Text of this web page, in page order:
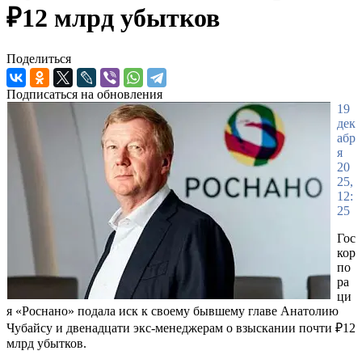
₽12 млрд убытков
Поделиться
Подписаться на обновления
19
дек
абр
я
20
25,
12:
25
Гос
кор
по
ра
ци
я «Роснано» подала иск к своему бывшему главе Анатолию
Чубайсу и двенадцати экс-менеджерам о взыскании почти ₽12
млрд убытков.